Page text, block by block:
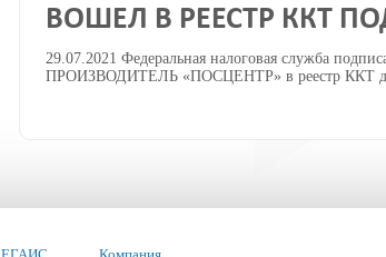
ВОШЕЛ В РЕЕСТР ККТ
29.07.2021 Федеральная налоговая служба
ПРОИЗВОДИТЕЛЬ «ПОСЦЕНТР» в реестр ККТ